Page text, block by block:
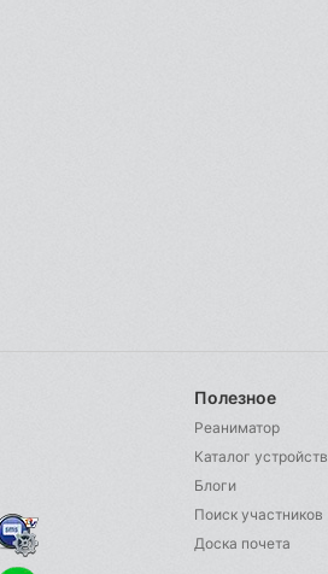
Полезное
Реаниматор
Каталог устройств
Блоги
Поиск участников
Доска почета